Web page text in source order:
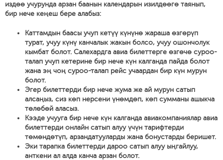
издөө учурунда арзан баанын календарын изилдөөгө таянып,
бир нече кеңеш бере алабыз:
Каттамдын баасы учуп кетүү күнүнө жараша өзгөрүп
турат, учуу күнү канчалык жакын болсо, учуу ошончолук
кымбат болот. Салехардга авиа билеттерге өзгөчө суроо-
талап учуп кетерине бир нече күн калганда пайда болот
жана эң чоң суроо-талап рейс учаардан бир күн мурун
болот.
Эгер билеттерди бир нече жума же ай мурун сатып
алсаңыз, сиз көп нерсени үнөмдөп, көп сумманы ашыкча
төлөбөй аласыз.
Кээде учууга бир нече күн калганда авиакомпаниялар авиа
билеттерди онлайн сатып алуу үчүн тарифтерди
төмөндөтүп, арзандатууларды жана бонустарды беришет.
Эки тарапка билеттерди дароо сатып алуу ыңгайлуу,
анткени ал алда канча арзан болот.